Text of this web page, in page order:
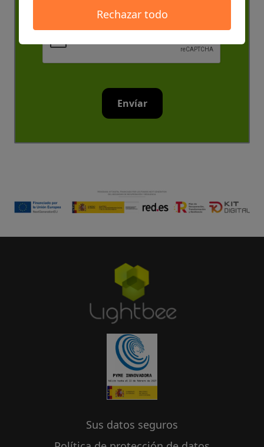
Envíar
Sus datos seguros
Rechazar todo